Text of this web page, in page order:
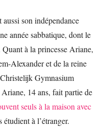
son indépendance
année sabbatique, dont le
Quant à la princesse Ariane,
Alexander et de la reine
Gymnasium
14 ans, fait partie de
seuls à la maison avec
étudient à l’étranger.